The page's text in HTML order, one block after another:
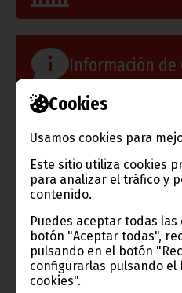
Cookies
Usamos cookies para
Este sitio utiliza cookies
para analizar el tráfico y
contenido.
Puedes aceptar todas
botón "Aceptar todas",
pulsando en el botón
configurarlas pulsando el
cookies".
Información de
TVGE
Radio
Ecuatorial
Haz click aquí para
CATEGORÍAS